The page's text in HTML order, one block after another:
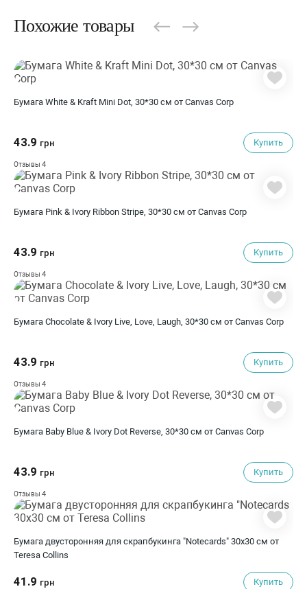
Похожие товары
Бумага White & Kraft Mini Dot, 30*30 см от Canvas Corp
43.9 грн Купить
Отзывы 4
Бумага Pink & Ivory Ribbon Stripe, 30*30 см от Canvas Corp
43.9 грн Купить
Отзывы 4
Бумага Chocolate & Ivory Live, Love, Laugh, 30*30 см от Canvas Corp
43.9 грн Купить
Отзывы 4
Бумага Baby Blue & Ivory Dot Reverse, 30*30 см от Canvas Corp
43.9 грн Купить
Отзывы 4
Бумага двусторонняя для скрапбукинга "Notecards" 30х30 см от
Teresa Collins
41.9 грн Купить